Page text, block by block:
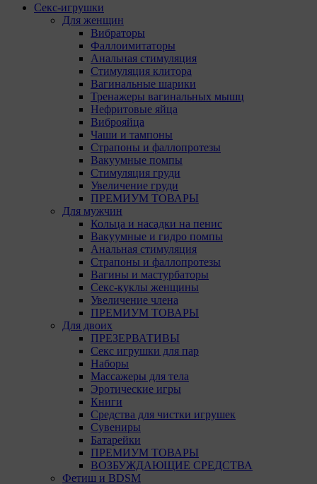
Секс-игрушки
Для женщин
Вибраторы
Фаллоимитаторы
Анальная стимуляция
Стимуляция клитора
Вагинальные шарики
Тренажеры вагинальных мышц
Нефритовые яйца
Виброяйца
Чаши и тампоны
Страпоны и фаллопротезы
Вакуумные помпы
Стимуляция груди
Увеличение груди
ПРЕМИУМ ТОВАРЫ
Для мужчин
Кольца и насадки на пенис
Вакуумные и гидро помпы
Анальная стимуляция
Страпоны и фаллопротезы
Вагины и мастурбаторы
Секс-куклы женщины
Увеличение члена
ПРЕМИУМ ТОВАРЫ
Для двоих
ПРЕЗЕРВАТИВЫ
Секс игрушки для пар
Наборы
Массажеры для тела
Эротические игры
Книги
Средства для чистки игрушек
Сувениры
Батарейки
ПРЕМИУМ ТОВАРЫ
ВОЗБУЖДАЮЩИЕ СРЕДСТВА
Фетиш и BDSM